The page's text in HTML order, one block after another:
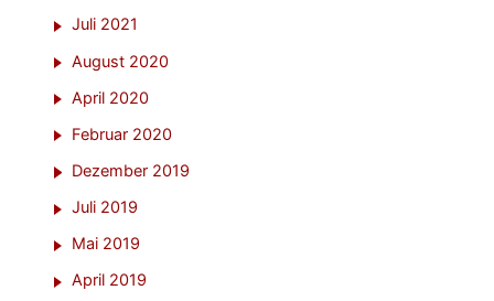
Juli 2021
August 2020
April 2020
Februar 2020
Dezember 2019
Juli 2019
Mai 2019
April 2019